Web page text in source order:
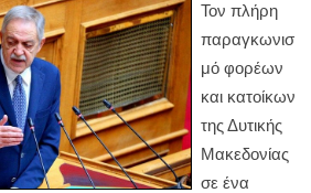
Τον πλήρη
παραγκωνισ
μό φορέων
και κατοίκων
της Δυτικής
Μακεδονίας
σε ένα